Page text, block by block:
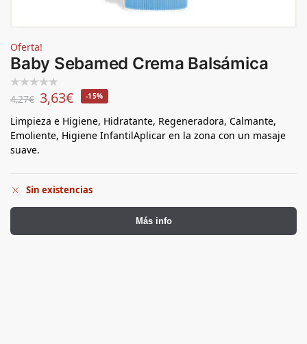
Oferta!
Baby Sebamed Crema Balsámica
4,27€ 3,63€ -15%
Limpieza e Higiene, Hidratante, Regeneradora, Calmante,
Emoliente, Higiene InfantilAplicar en la zona con un masaje
suave.
Sin existencias
Más info